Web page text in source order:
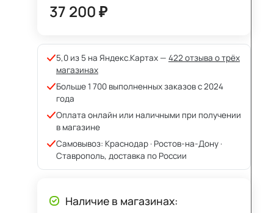
37 200 ₽
5,0 из 5 на Яндекс.Картах — 422 отзыва о трёх
магазинах
Больше 1 700 выполненных заказов с 2024
года
Оплата онлайн или наличными при получении
в магазине
Самовывоз: Краснодар · Ростов-на-Дону ·
Ставрополь, доставка по России
Наличие в магазинах: